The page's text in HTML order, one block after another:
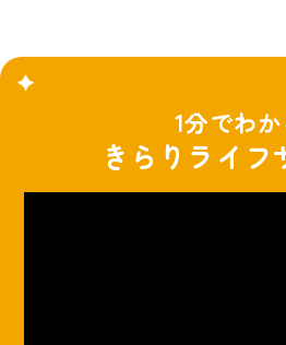
1分でわ
きらりライフ